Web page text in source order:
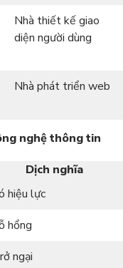
Nhà thiết kế giao
diện người dùng
Nhà phát triển web
nghệ thông tin
Dịch nghĩa
hiệu lực
hổng
ngại